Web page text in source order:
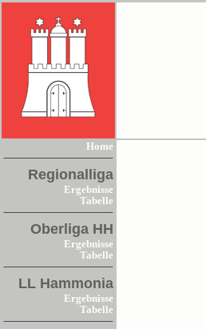
Home
Regionalliga
Ergebnisse
Tabelle
Oberliga HH
Ergebnisse
Tabelle
LL Hammonia
Ergebnisse
Tabelle